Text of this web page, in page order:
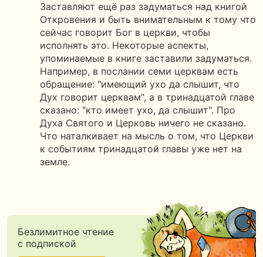
Заставляют ещё раз задуматься над книгой
Откровения и быть внимательным к тому что
сейчас говорит Бог в церкви, чтобы
исполнять это. Некоторые аспекты,
упоминаемые в книге заставили задуматься.
Например, в послании семи церквам есть
обращение: "имеющий ухо да слышит, что
Дух говорит церквам", а в тринадцатой главе
сказано: "кто имеет ухо, да слышит". Про
Духа Святого и Церковь ничего не сказано.
Что наталкивает на мысль о том, что Церкви
к событиям тринадцатой главы уже нет на
земле.
Безлимитное чтение
с подпиской